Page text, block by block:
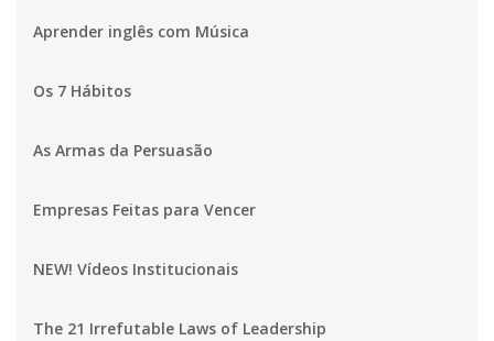
Aprender inglês com Música
Os 7 Hábitos
As Armas da Persuasão
Empresas Feitas para Vencer
NEW! Vídeos Institucionais
The 21 Irrefutable Laws of Leadership